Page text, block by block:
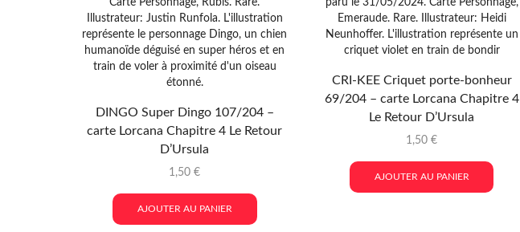
DINGO Super Dingo 107/204 –
carte Lorcana Chapitre 4 Le Retour
D’Ursula
1,50€
AJOUTER AU PANIER
CRI-KEE Criquet porte-bonheur
69/204 – carte Lorcana Chapitre 4
Le Retour D’Ursula
1,50€
AJOUTER AU PANIER